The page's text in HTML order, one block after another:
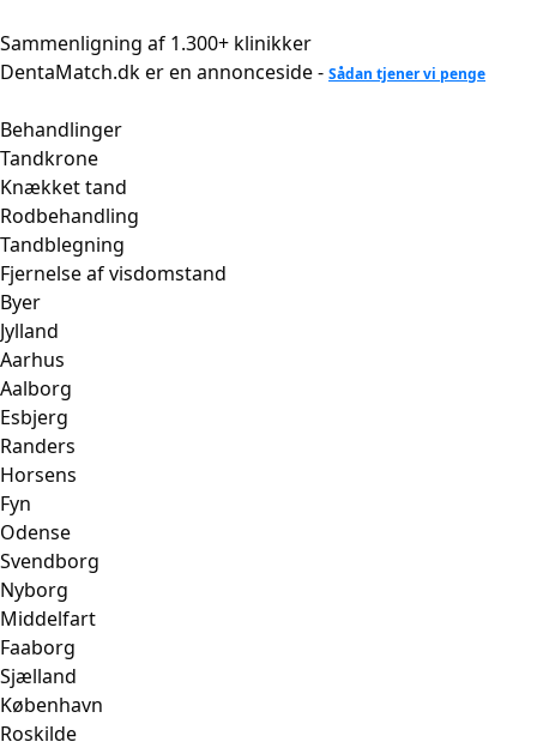
til
indhold
Sammenligning af 1.300+ klinikker
DentaMatch.dk er en annonceside - Sådan tjener vi penge
Behandlinger
Tandkrone
Knækket tand
Rodbehandling
Tandblegning
Fjernelse af visdomstand
Byer
Jylland
Aarhus
Aalborg
Esbjerg
Randers
Horsens
Fyn
Odense
Svendborg
Nyborg
Middelfart
Faaborg
Sjælland
København
Roskilde